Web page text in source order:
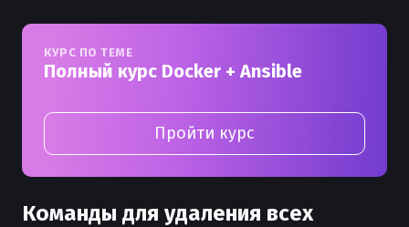
КУРС ПО ТЕМЕ
Полный курс Docker + Ansible
Пройти курс
Команды для удаления всех